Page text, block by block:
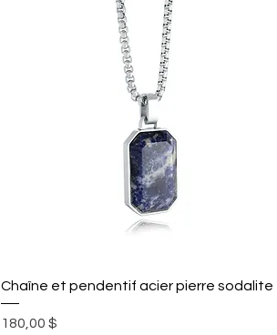
Chaîne et pendentif acier pierre sodalite
Prix
180,00 $